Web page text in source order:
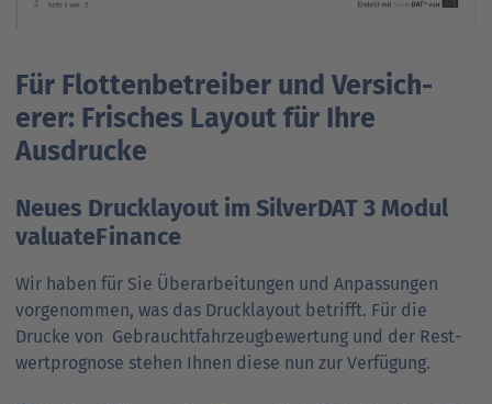
Für Flotten­betreiber und Versich­
erer: Frisches Layout für Ihre
Ausdrucke
Neues Druck­layout im SilverDAT 3 Modul
valuateFinance
Wir haben für Sie Über­arbeitungen und Anpassungen
vorge­nommen, was das Druck­layout betrifft. Für die
Drucke von Gebraucht­fahrzeug­bewertung und der Rest­
wert­prognose stehen Ihnen diese nun zur Verfügung.